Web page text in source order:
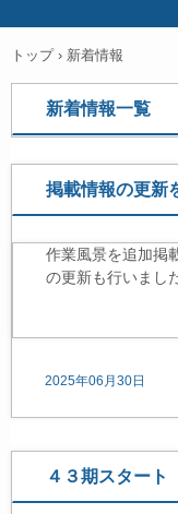
トップ › 新着情報
新着情報一覧
掲載情報の更新
作業風景を追加掲
の更新も行いまし
2025年06月30日
４３期スタート